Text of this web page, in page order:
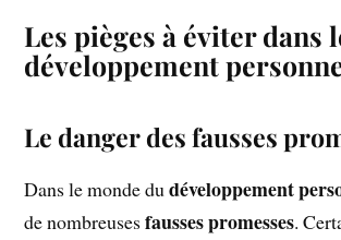
Les pièges à éviter dans
développement
Le danger des fausses
Dans le monde dudéveloppement
de nombreusesfausses promesses.